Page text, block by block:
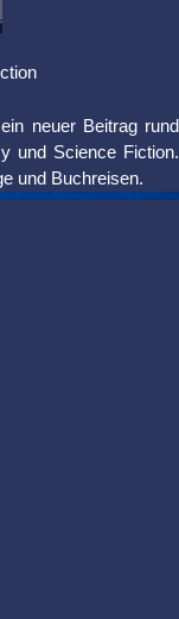
neuer Beitrag rund
und Science Fiction.
und Buchreisen.